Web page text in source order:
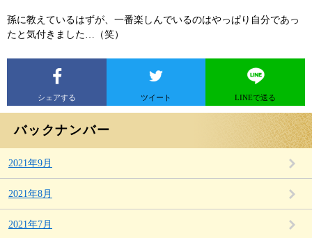
孫に教えているはずが、一番楽しんでいるのはやっぱり自分であっ
たと気付きました…（笑）
シェアする ツイート LINEで送る
バックナンバー
2021年9月
2021年8月
2021年7月